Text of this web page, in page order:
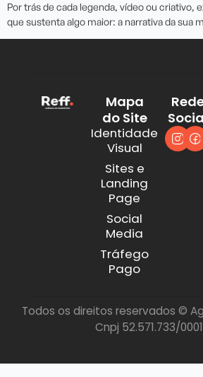
Por trás de cada legenda, vídeo ou criativo,
que sustenta algo maior: a narrativa da sua
Mapa
do Site
Identidade
Visual
Sites e
Landing
Page
Social
Media
Tráfego
Pago
Todos os direitos reservados ©
Cnpj 52.571.733/